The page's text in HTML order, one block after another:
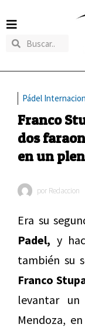
Pádel
Franco
dos
en un
por Redaccion
Era su
Padel, y
también su
Franco
levantar
Mendoza,